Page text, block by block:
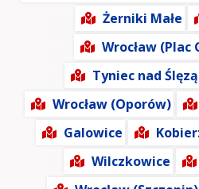
Żerniki Małe
Wrocław
Tyniec nad Ślęzą
Wrocław (Oporów)
Galowice
Wilczkowice